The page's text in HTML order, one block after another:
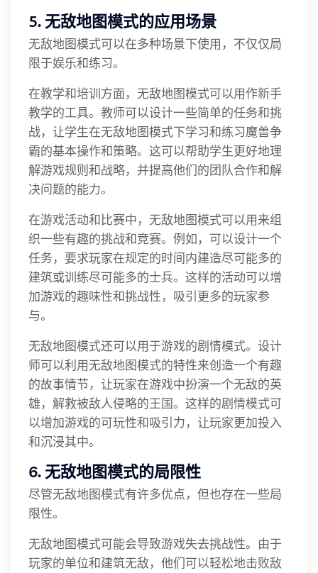
5. 无敌地图模式的应用场景
无敌地图模式可以在多种场景下使用，不仅仅局
限于娱乐和练习。
在教学和培训方面，无敌地图模式可以用作新手
教学的工具。教师可以设计一些简单的任务和挑
战，让学生在无敌地图模式下学习和练习魔兽争
霸的基本操作和策略。这可以帮助学生更好地理
解游戏规则和战略，并提高他们的团队合作和解
决问题的能力。
在游戏活动和比赛中，无敌地图模式可以用来组
织一些有趣的挑战和竞赛。例如，可以设计一个
任务，要求玩家在规定的时间内建造尽可能多的
建筑或训练尽可能多的士兵。这样的活动可以增
加游戏的趣味性和挑战性，吸引更多的玩家参
与。
无敌地图模式还可以用于游戏的剧情模式。设计
师可以利用无敌地图模式的特性来创造一个有趣
的故事情节，让玩家在游戏中扮演一个无敌的英
雄，解救被敌人侵略的王国。这样的剧情模式可
以增加游戏的可玩性和吸引力，让玩家更加投入
和沉浸其中。
6. 无敌地图模式的局限性
尽管无敌地图模式有许多优点，但也存在一些局
限性。
无敌地图模式可能会导致游戏失去挑战性。由于
玩家的单位和建筑无敌，他们可以轻松地击败敌